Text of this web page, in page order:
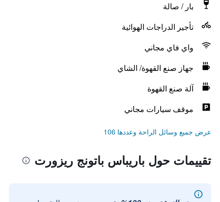
بار / صالة
تأجير الدراجات الهوائية
واي فاي مجاني
جهاز صنع القهوة/ الشاي
آلة صنع القهوة
موقف سيارات مجاني
عرض جميع وسائل الراحة وعددها 106
تقييمات حول باريباس باتونج ريزورت